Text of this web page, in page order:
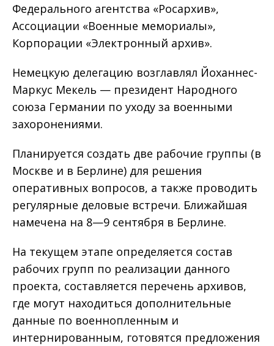
Федерального агентства «Росархив»,
Ассоциации «Военные мемориалы»,
Корпорации «Электронный архив».
Немецкую делегацию возглавлял Йоханнес-
Маркус Мекель — президент Народного
союза Германии по уходу за военными
захоронениями.
Планируется создать две рабочие группы (в
Москве и в Берлине) для решения
оперативных вопросов, а также проводить
регулярные деловые встречи. Ближайшая
намечена на 8—9 сентября в Берлине.
На текущем этапе определяется состав
рабочих групп по реализации данного
проекта, составляется перечень архивов,
где могут находиться дополнительные
данные по военнопленным и
интернированным, готовятся предложения